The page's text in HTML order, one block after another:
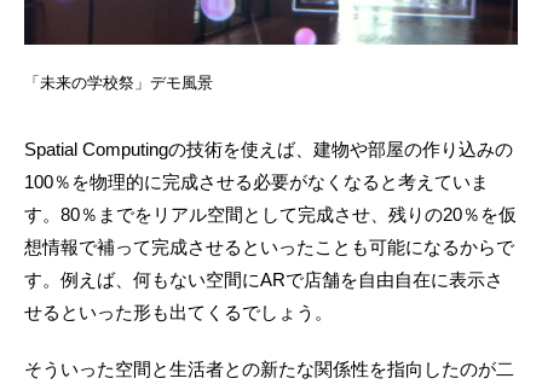
「未来の学校祭」デモ風景
Spatial Computingの技術を使えば、建物や部屋の作り込みの
100％を物理的に完成させる必要がなくなると考えていま
す。80％までをリアル空間として完成させ、残りの20％を仮
想情報で補って完成させるといったことも可能になるからで
す。例えば、何もない空間にARで店舗を自由自在に表示さ
せるといった形も出てくるでしょう。
そういった空間と生活者との新たな関係性を指向したのが二